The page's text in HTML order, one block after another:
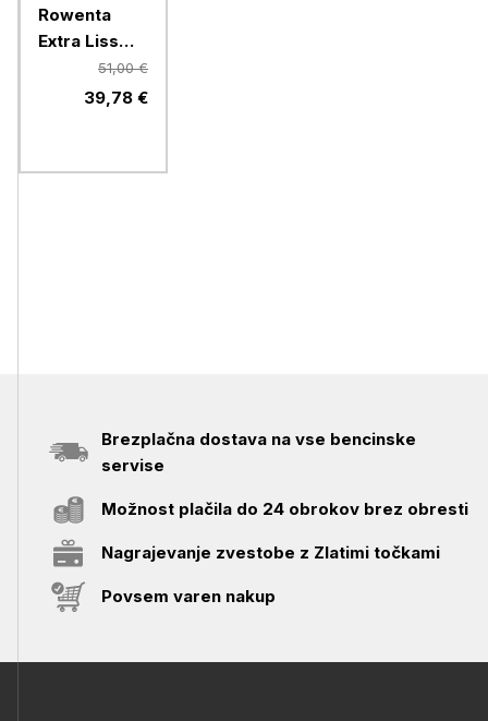
Rowenta
Extra Liss
Lagerfeld
51,00 €
39,78 €
Brezplačna dostava na vse bencinske
servise
Možnost plačila do 24 obrokov brez obresti
Nagrajevanje zvestobe z Zlatimi točkami
Povsem varen nakup